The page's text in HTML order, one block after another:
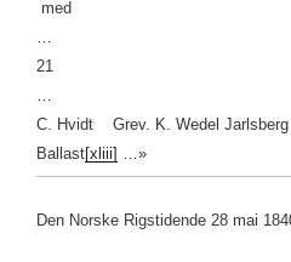
med
21
C. Hvidt Grev. K. Wedel
Ballast[xliii] …»
Den Norske Rigstidende 28 mai